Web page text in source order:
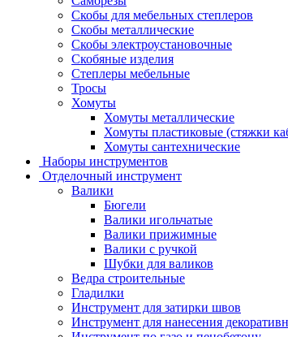
Скобы для мебельных степлеров
Скобы металлические
Скобы электроустановочные
Скобяные изделия
Степлеры мебельные
Тросы
Хомуты
Хомуты металлические
Хомуты пластиковые (стяжки
Хомуты сантехнические
Наборы инструментов
Отделочный инструмент
Валики
Бюгели
Валики игольчатые
Валики прижимные
Валики с ручкой
Шубки для валиков
Ведра строительные
Гладилки
Инструмент для затирки швов
Инструмент для нанесения